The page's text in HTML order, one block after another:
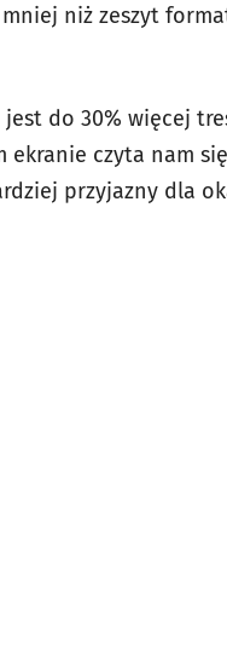
niż zeszyt
do 30% więcej
czyta nam
przyjazny dla